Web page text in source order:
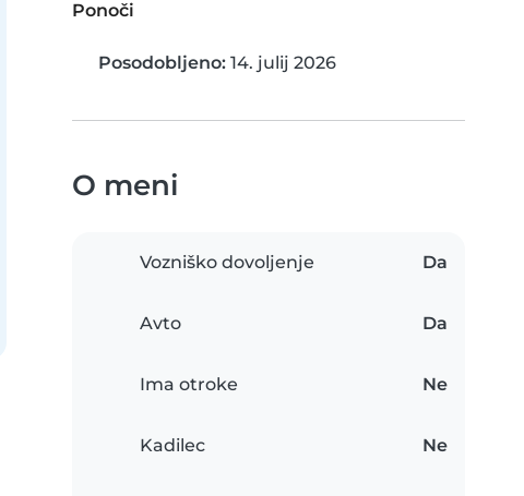
Ponoči
Posodobljeno: 14. julij 2026
O meni
Vozniško dovoljenje Da
Avto Da
Ima otroke Ne
Kadilec Ne